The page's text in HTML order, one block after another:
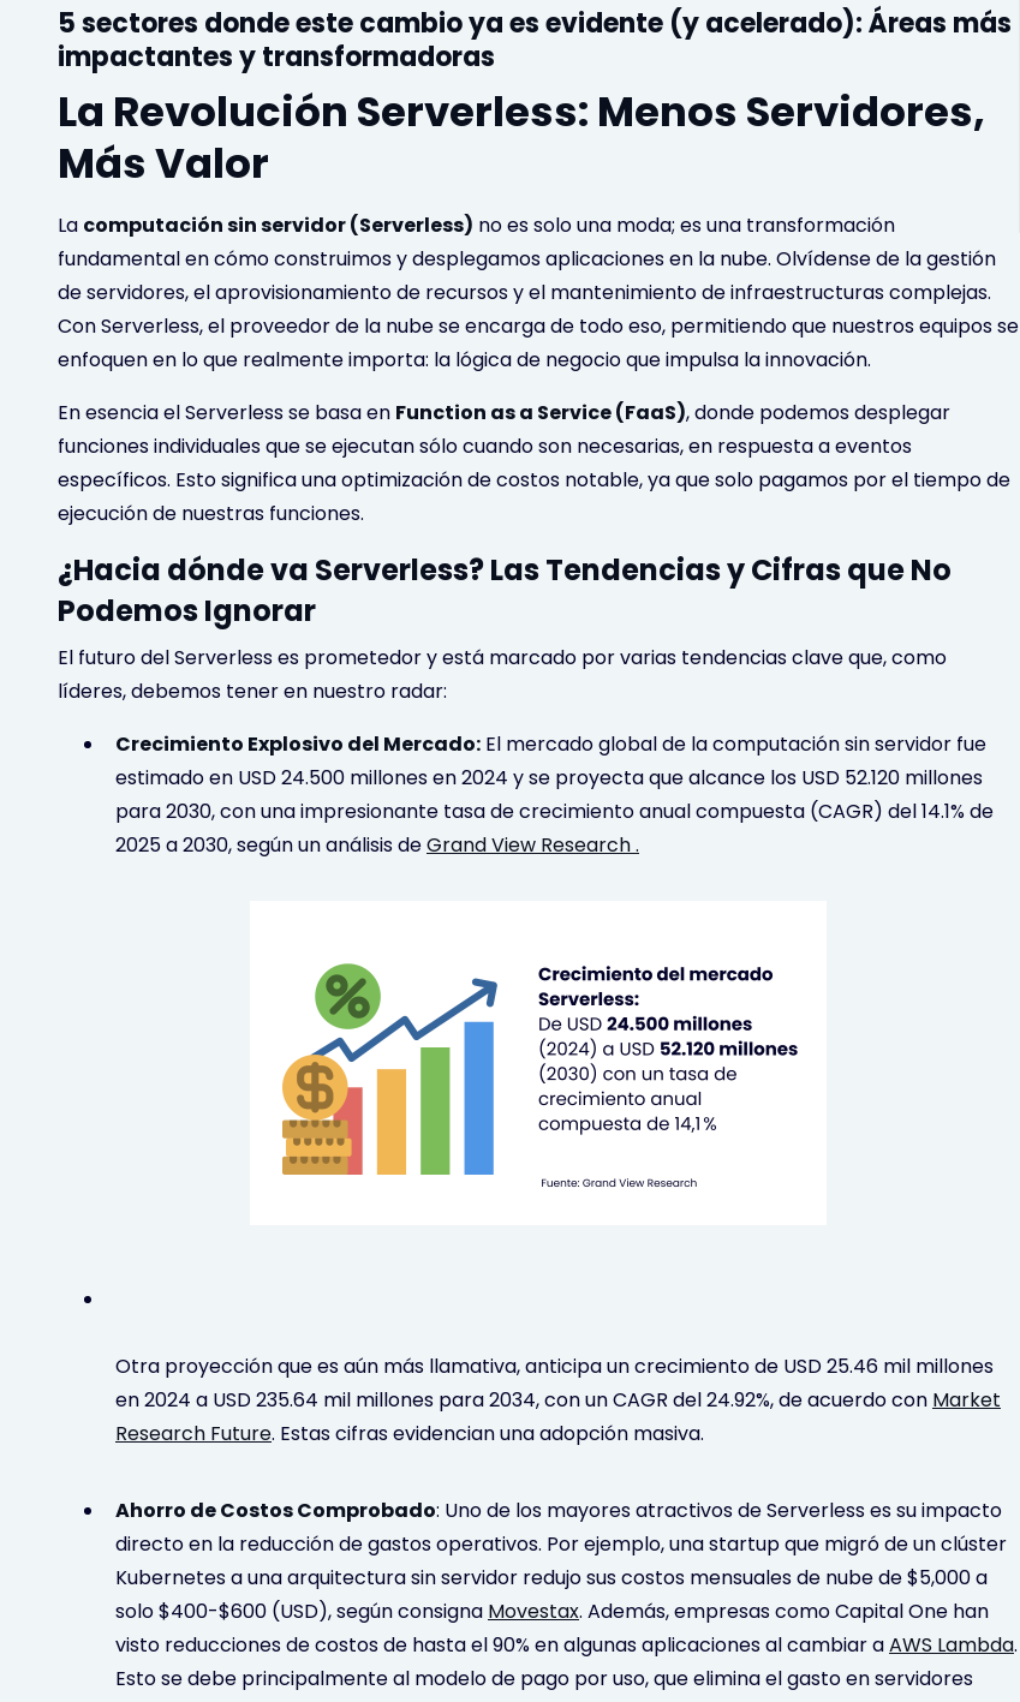
5 sectores donde este cambio ya es evidente (y acelerado): Áreas más
impactantes y transformadoras
La Revolución Serverless: Menos Servidores,
Más Valor
La computación sin servidor (Serverless) no es solo una moda; es una transformación
fundamental en cómo construimos y desplegamos aplicaciones en la nube. Olvídense de la gestión
de servidores, el aprovisionamiento de recursos y el mantenimiento de infraestructuras complejas.
Con Serverless, el proveedor de la nube se encarga de todo eso, permitiendo que nuestros equipos se
enfoquen en lo que realmente importa: la lógica de negocio que impulsa la innovación.
En esencia el Serverless se basa en Function as a Service (FaaS), donde podemos desplegar
funciones individuales que se ejecutan sólo cuando son necesarias, en respuesta a eventos
específicos. Esto significa una optimización de costos notable, ya que solo pagamos por el tiempo de
ejecución de nuestras funciones.
¿Hacia dónde va Serverless? Las Tendencias y Cifras que No
Podemos Ignorar
El futuro del Serverless es prometedor y está marcado por varias tendencias clave que, como
líderes, debemos tener en nuestro radar:
Crecimiento Explosivo del Mercado: El mercado global de la computación sin servidor fue
estimado en USD 24.500 millones en 2024 y se proyecta que alcance los USD 52.120 millones
para 2030, con una impresionante tasa de crecimiento anual compuesta (CAGR) del 14.1% de
2025 a 2030, según un análisis deGrand View Research .
Otra proyección que es aún más llamativa, anticipa un crecimiento de USD 25.46 mil millones
en 2024 a USD 235.64 mil millones para 2034, con un CAGR del 24.92%, de acuerdo con Market
Research Future. Estas cifras evidencian una adopción masiva.
Ahorro de Costos Comprobado: Uno de los mayores atractivos de Serverless es su impacto
directo en la reducción de gastos operativos. Por ejemplo, una startup que migró de un clúster
Kubernetes a una arquitectura sin servidor redujo sus costos mensuales de nube de $5,000 a
solo $400-$600 (USD), según consigna Movestax. Además, empresas como Capital One han
visto reducciones de costos de hasta el 90% en algunas aplicaciones al cambiar aAWS Lambda.
Esto se debe principalmente al modelo de pago por uso, que elimina el gasto en servidores